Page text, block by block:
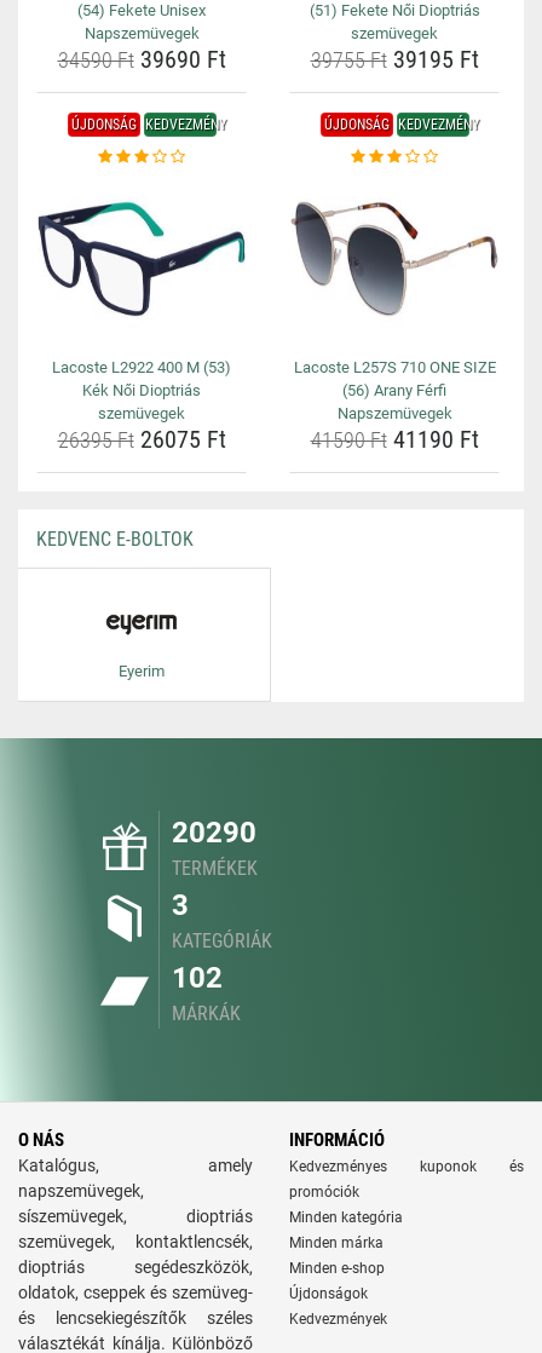
(54) Fekete Unisex
Napszemüvegek
34590 Ft39690 Ft
(51) Fekete Női Dioptriás
szemüvegek
39755 Ft39195 Ft
ÚJDONSÁG KEDVEZMÉNY
Lacoste L2922 400 M (53)
Kék Női Dioptriás
szemüvegek
26395 Ft26075 Ft
ÚJDONSÁG KEDVEZMÉNY
Lacoste L257S 710 ONE SIZE
(56) Arany Férfi
Napszemüvegek
41590 Ft41190 Ft
KEDVENC E-BOLTOK
Eyerim
20290
TERMÉKEK
3
KATEGÓRIÁK
102
MÁRKÁK
O NÁS
Katalógus, amely
napszemüvegek,
síszemüvegek, dioptriás
szemüvegek, kontaktlencsék,
dioptriás segédeszközök,
oldatok, cseppek és szemüveg-
és lencsekiegészítők széles
választékát kínálja. Különböző
INFORMÁCIÓ
Kedvezményes kuponok és
promóciók
Minden kategória
Minden márka
Minden e-shop
Újdonságok
Kedvezmények